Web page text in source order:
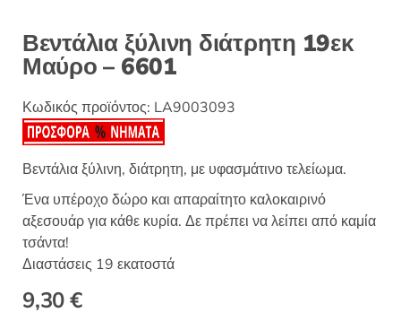
Βεντάλια ξύλινη διάτρητη 19εκ
Μαύρο – 6601
Κωδικός προϊόντος: LA9003093
Βεντάλια ξύλινη, διάτρητη, με υφασμάτινο τελείωμα.
Ένα υπέροχο δώρο και απαραίτητο καλοκαιρινό
αξεσουάρ για κάθε κυρία. Δε πρέπει να λείπει από καμία
τσάντα!
Διαστάσεις 19 εκατοστά
9,30€